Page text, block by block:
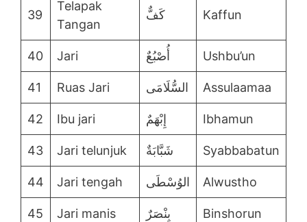
39
Telapak
Tangan
كَفٌّ Kaffun
40 Jari أُصْبُعٌ Ushbu’un
41 Ruas Jari السُّلَامَى Assulaamaa
42 Ibu jari إِبْهَمٌ Ibhamun
43 Jari telunjuk شَبَّابَةٌ Syabbabatun
44 Jari tengah الوُسْطَى Alwustho
45 Jari manis بِنْصَرٌ Binshorun